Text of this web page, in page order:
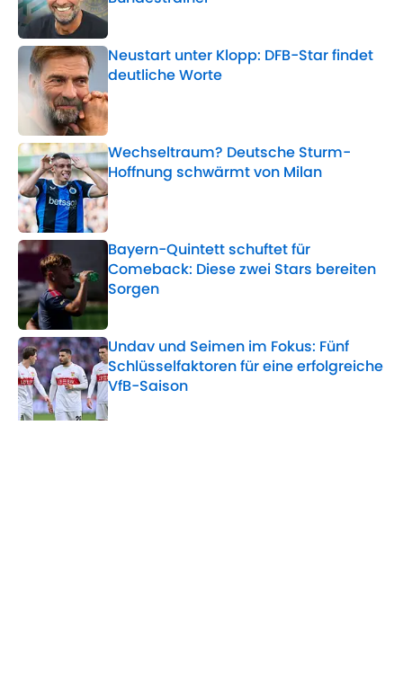
Published by on Invalid Date
Neustart unter Klopp: DFB-Star findet
deutliche Worte
Published by on Invalid Date
Wechseltraum? Deutsche Sturm-
Hoffnung schwärmt von Milan
Published by on Invalid Date
Bayern-Quintett schuftet für
Comeback: Diese zwei Stars bereiten
Sorgen
Published by on Invalid Date
Undav und Seimen im Fokus: Fünf
Schlüsselfaktoren für eine erfolgreiche
VfB-Saison
Published by on Invalid Date